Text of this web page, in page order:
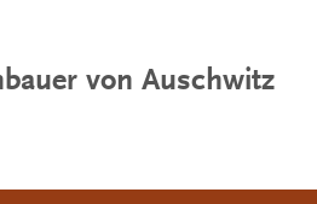
von Auschwitz